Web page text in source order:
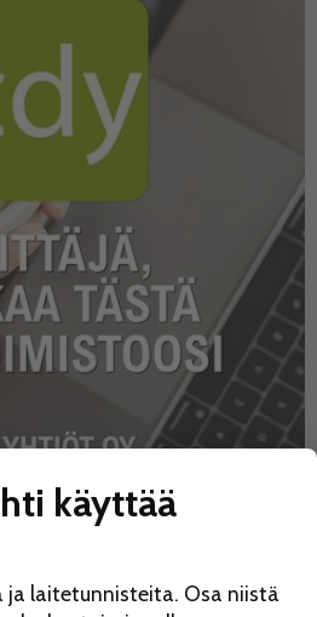
käyttää
ja laitetunnisteita. Osa niistä